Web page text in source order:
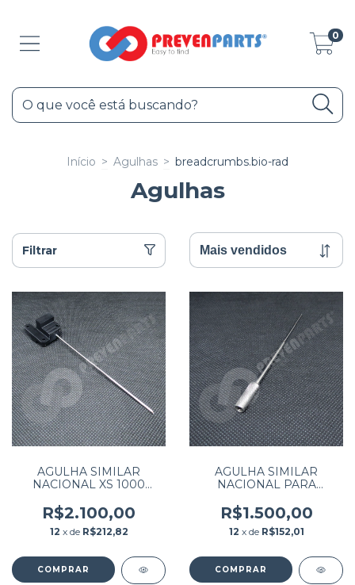
0
Início > Agulhas > breadcrumbs.bio-rad
Agulhas
Filtrar
AGULHA SIMILAR
NACIONAL XS 1000
R$2.100,00
12 x de R$212,82
AGULHA SIMILAR
NACIONAL PARA
25
R$1.500,00
12 x de R$152,01